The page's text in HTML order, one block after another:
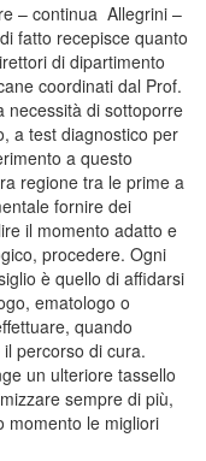
– continua Allegrini –
fatto recepisce quanto
di dipartimento
coordinati dal Prof.
necessità di sottoporre
a test diagnostico per
a questo
regione tra le prime a
fornire dei
il momento adatto e
procedere. Ogni
è quello di affidarsi
ematologo o
quando
percorso di cura.
un ulteriore tassello
sempre di più,
momento le migliori